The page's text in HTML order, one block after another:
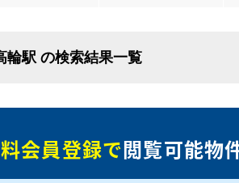
輪駅 の検索結果一覧
会員登録で閲覧可能物